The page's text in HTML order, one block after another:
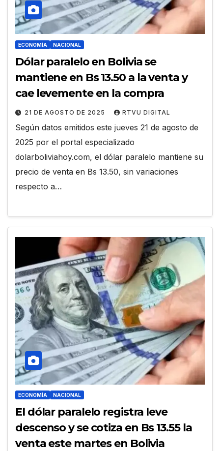
ECONOMÍA NACIONAL
Dólar paralelo en Bolivia se
mantiene en Bs 13.50 a la venta y
cae levemente en la compra
21 DE AGOSTO DE 2025 RTVU DIGITAL
Según datos emitidos este jueves 21 de agosto de
2025 por el portal especializado
dolarboliviahoy.com, el dólar paralelo mantiene su
precio de venta en Bs 13.50, sin variaciones
respecto a…
ECONOMÍA NACIONAL
El dólar paralelo registra leve
descenso y se cotiza en Bs 13.55 la
venta este martes en Bolivia